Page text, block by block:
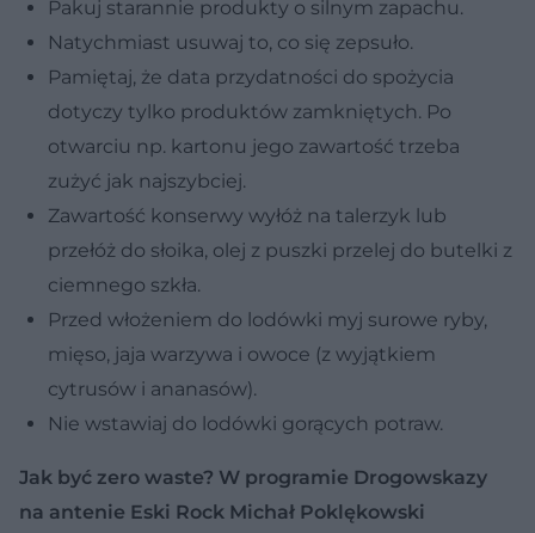
Pakuj starannie produkty o silnym zapachu.
Natychmiast usuwaj to, co się zepsuło.
Pamiętaj, że data przydatności do spożycia
dotyczy tylko produktów zamkniętych. Po
otwarciu np. kartonu jego zawartość trzeba
zużyć jak najszybciej.
Zawartość konserwy wyłóż na talerzyk lub
przełóż do słoika, olej z puszki przelej do butelki z
ciemnego szkła.
Przed włożeniem do lodówki myj surowe ryby,
mięso, jaja warzywa i owoce (z wyjątkiem
cytrusów i ananasów).
Nie wstawiaj do lodówki gorących potraw.
Jak być zero waste? W programie Drogowskazy
na antenie Eski Rock Michał Poklękowski